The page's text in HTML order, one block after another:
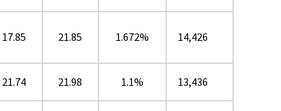
17.85 21.85 1.672% 14,426
21.74 21.98 1.1% 13,436